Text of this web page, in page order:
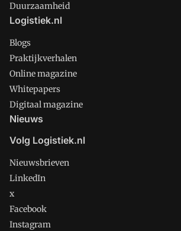
Duurzaamheid
Logistiek.nl
Blogs
Praktijkverhalen
Online magazine
Whitepapers
Digitaal magazine
Nieuws
Volg Logistiek.nl
Nieuwsbrieven
LinkedIn
x
Facebook
Instagram